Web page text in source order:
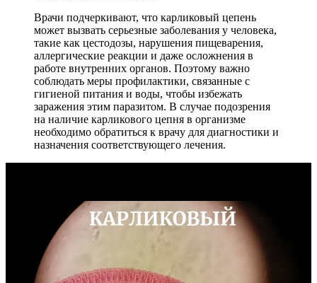
Врачи подчеркивают, что карликовый цепень
может вызвать серьезные заболевания у человека,
такие как цестодозы, нарушения пищеварения,
аллергические реакции и даже осложнения в
работе внутренних органов. Поэтому важно
соблюдать меры профилактики, связанные с
гигиеной питания и воды, чтобы избежать
заражения этим паразитом. В случае подозрения
на наличие карликового цепня в организме
необходимо обратиться к врачу для диагностики и
назначения соответствующего лечения.